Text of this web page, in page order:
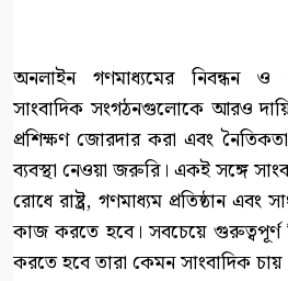
অনলাইন গণমাধ্যমের নিবন্ধন ও
সাংবাদিক সংগঠনগুলোকে আরও
প্রশিক্ষণ জোরদার করা এবং
ব্যবস্থা নেওয়া জরুরি। একই সঙ্গে
রোধে রাষ্ট্র, গণমাধ্যম প্রতিষ্ঠান
কাজ করতে হবে। সবচেয়ে
করতে হবে তারা কেমন সাংবাদিক চায়।